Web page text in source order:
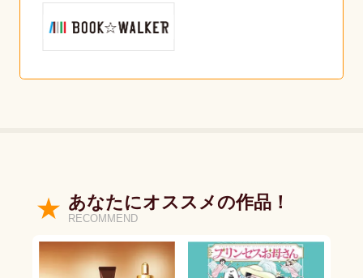
あなたにオススメの作品！
RECOMMEND